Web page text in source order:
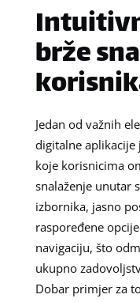
brže
Jedan od važnih
digitalne
koje korisnicima
snalaženje unutar
izbornika, jasno
raspoređene
navigaciju, što
ukupno
Dobar primjer za